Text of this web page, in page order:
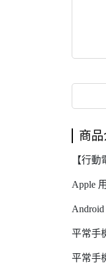
商
【行動
Apple
平常
平常